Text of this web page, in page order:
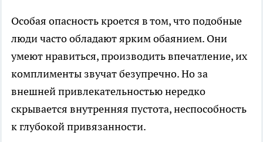
Особая опасность кроется в том, что подобные
люди часто обладают ярким обаянием. Они
умеют нравиться, производить впечатление, их
комплименты звучат безупречно. Но за
внешней привлекательностью нередко
скрывается внутренняя пустота, неспособность
к глубокой привязанности.